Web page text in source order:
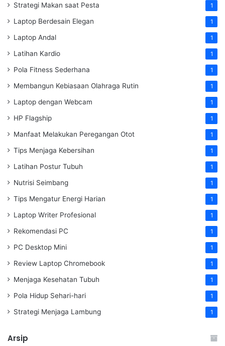
Strategi Makan saat Pesta 1
Laptop Berdesain Elegan 1
Laptop Andal 1
Latihan Kardio 1
Pola Fitness Sederhana 1
Membangun Kebiasaan Olahraga Rutin 1
Laptop dengan Webcam 1
HP Flagship 1
Manfaat Melakukan Peregangan Otot 1
Tips Menjaga Kebersihan 1
Latihan Postur Tubuh 1
Nutrisi Seimbang 1
Tips Mengatur Energi Harian 1
Laptop Writer Profesional 1
Rekomendasi PC 1
PC Desktop Mini 1
Review Laptop Chromebook 1
Menjaga Kesehatan Tubuh 1
Pola Hidup Sehari-hari 1
Strategi Menjaga Lambung 1
Arsip